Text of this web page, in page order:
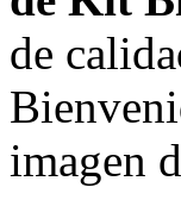
de
imagen